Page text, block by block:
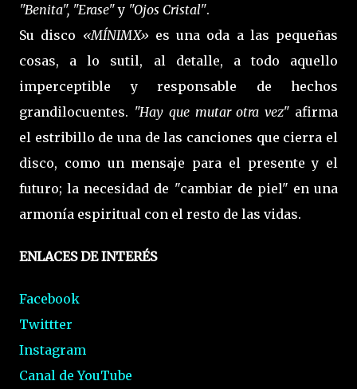
"Benita", "Erase"y "Ojos Cristal".
Su disco «MÍNIMX» es una oda a las pequeñas
cosas, a lo sutil, al detalle, a todo aquello
imperceptible y responsable de hechos
grandilocuentes. "Hay que mutar otra vez" afirma
el estribillo de una de las canciones que cierra el
disco, como un mensaje para el presente y el
futuro; la necesidad de "cambiar de piel" en una
armonía espiritual con el resto de las vidas.
ENLACES DE INTERÉS
Facebook
Twittter
Instagram
Canal de YouTube